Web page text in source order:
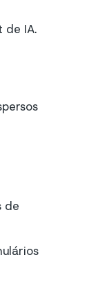
de IA.
de